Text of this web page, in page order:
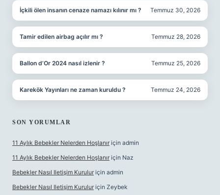
İçkili ölen insanın cenaze namazı kılınır mı ? Temmuz 30, 2026
Tamir edilen airbag açılır mı ? Temmuz 28, 2026
Ballon d’Or 2024 nasıl izlenir ? Temmuz 25, 2026
Karekök Yayınları ne zaman kuruldu ? Temmuz 24, 2026
SON YORUMLAR
11 Aylık Bebekler Nelerden Hoşlanır için admin
11 Aylık Bebekler Nelerden Hoşlanır için Naz
Bebekler Nasıl Iletişim Kurulur için admin
Bebekler Nasıl Iletişim Kurulur için Zeybek